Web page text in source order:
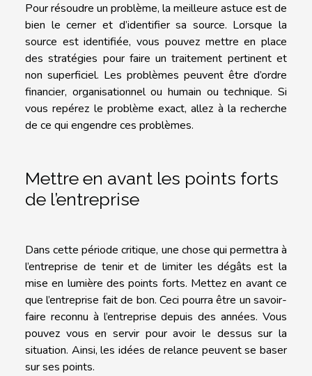
Pour résoudre un problème, la meilleure astuce est de
bien le cerner et d’identifier sa source. Lorsque la
source est identifiée, vous pouvez mettre en place
des stratégies pour faire un traitement pertinent et
non superficiel. Les problèmes peuvent être d’ordre
financier, organisationnel ou humain ou technique. Si
vous repérez le problème exact, allez à la recherche
de ce qui engendre ces problèmes.
Mettre en avant les points forts
de l’entreprise
Dans cette période critique, une chose qui permettra à
l’entreprise de tenir et de limiter les dégâts est la
mise en lumière des points forts. Mettez en avant ce
que l’entreprise fait de bon. Ceci pourra être un savoir-
faire reconnu à l’entreprise depuis des années. Vous
pouvez vous en servir pour avoir le dessus sur la
situation. Ainsi, les idées de relance peuvent se baser
sur ses points.